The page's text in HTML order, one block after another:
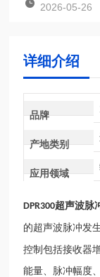
2026-05-26
详细介绍
品牌
产地类别
应用领域
DPR300超声波脉
的超声波脉冲发
控制包括接收器
能量、脉冲幅度